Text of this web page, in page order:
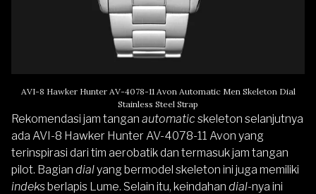
AVI-8 Hawker Hunter AV-4078-11 Avon Automatic Men Skeleton Dial
Stainless Steel Strap
Rekomendasi jam tangan automatic skeleton selanjutnya
ada AVI-8 Hawker Hunter AV-4078-11 Avon yang
terinspirasi dari tim aerobatik dan termasuk jam tangan
pilot. Bagian dialyang bermodel skeleton ini juga memiliki
indeksberlapis Lume. Selain itu, keindahan dial-nya ini